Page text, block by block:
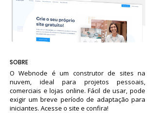
SOBRE
O Webnode é um construtor de sites na
nuvem, ideal para projetos pessoais,
comerciais e lojas online. Fácil de usar, pode
exigir um breve período de adaptação para
iniciantes. Acesse o site e confira!